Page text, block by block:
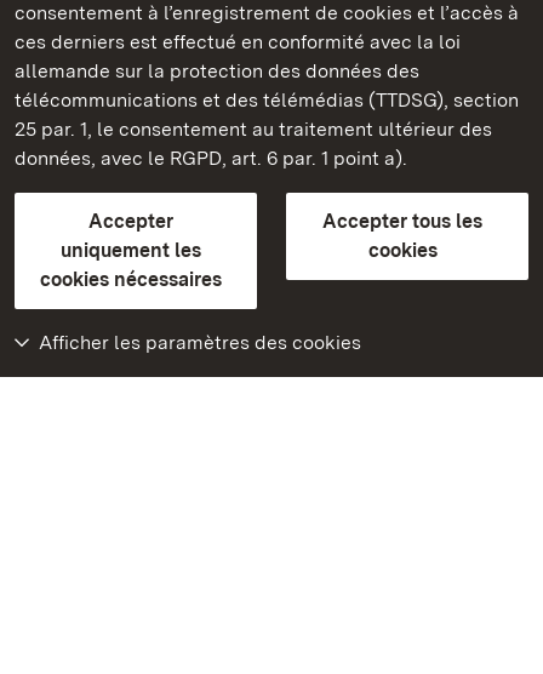
consentement à l’enregistrement de cookies et l’accès à
ces derniers est effectué en conformité avec la loi
allemande sur la protection des données des
télécommunications et des télémédias (TTDSG), section
25 par. 1, le consentement au traitement ultérieur des
données, avec le RGPD, art. 6 par. 1 point a).
Accepter
uniquement les
cookies nécessaires
Accepter tous les
cookies
Afficher les paramètres des cookies
Châteaux et jardins publics du Bade-Wurtemberg
ContactFAQ et réponsesMentions légales
Protection des données
Explications sur l’accessibilité
BITV-konform (geprüfte Seiten)
plus loin
Accueil
Monuments
Rendez-nous visite